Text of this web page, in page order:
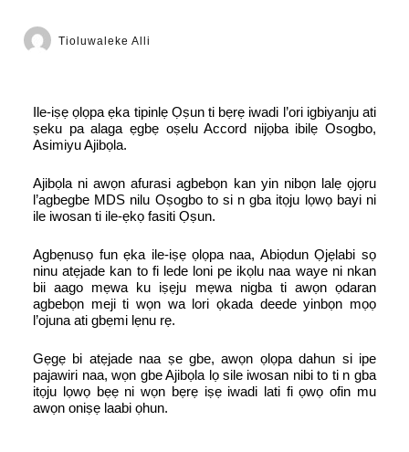
Tioluwaleke Alli
Ile-iṣẹ ọlọpa ẹka tipinlẹ Ọṣun ti bẹrẹ iwadi l’ori igbiyanju ati
ṣeku pa alaga ẹgbẹ oṣelu Accord nijọba ibilẹ Osogbo,
Asimiyu Ajibọla.
Ajibọla ni awọn afurasi agbebọn kan yin nibọn lalẹ ọjọru
l’agbegbe MDS nilu Oṣogbo to si n gba itọju lọwọ bayi ni
ile iwosan ti ile-ẹkọ fasiti Ọṣun.
Agbẹnusọ fun ẹka ile-iṣẹ ọlọpa naa, Abiọdun Ọjẹlabi sọ
ninu atẹjade kan to fi lede loni pe ikọlu naa waye ni nkan
bii aago mẹwa ku iṣẹju mẹwa nigba ti awọn ọdaran
agbebọn meji ti wọn wa lori ọkada deede yinbọn mọọ
l’ojuna ati gbẹmi lẹnu rẹ.
Gẹgẹ bi atẹjade naa ṣe gbe, awọn ọlọpa dahun si ipe
pajawiri naa, wọn gbe Ajibọla lọ sile iwosan nibi to ti n gba
itọju lọwọ bẹẹ ni wọn bẹrẹ iṣẹ iwadi lati fi ọwọ ofin mu
awọn oniṣẹ laabi ọhun.